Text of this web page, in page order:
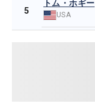
5
トム・ホギー
USA